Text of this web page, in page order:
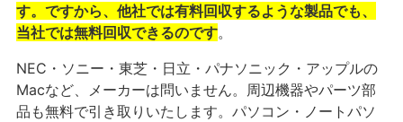
す。ですから、他社では有料回収するような製品でも、
当社では無料回収できるのです。
NEC・ソニー・東芝・日立・パナソニック・アップルの
Macなど、メーカーは問いません。周辺機器やパーツ部
品も無料で引き取りいたします。パソコン・ノートパソ